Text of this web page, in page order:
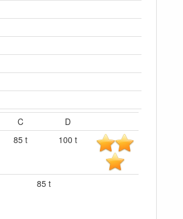
C
D
85 t 100 t
85 t